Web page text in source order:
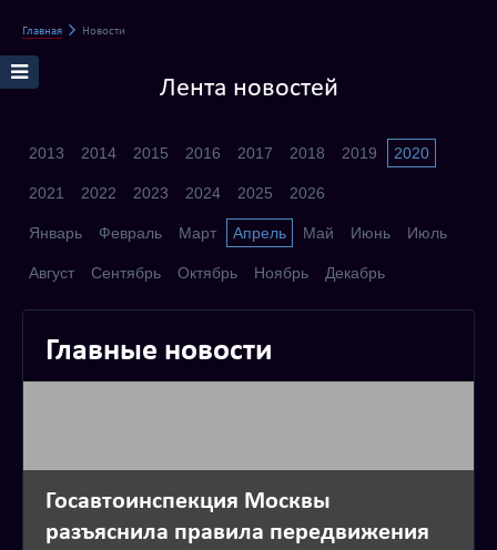
Главная Новости
Лента новостей
2013 2014 2015 2016 2017 2018 2019 2020
2021 2022 2023 2024 2025 2026
Январь Февраль Март Апрель Май Июнь Июль
Август Сентябрь Октябрь Ноябрь Декабрь
Главные новости
Госавтоинспекция Москвы
разъяснила правила передвижения